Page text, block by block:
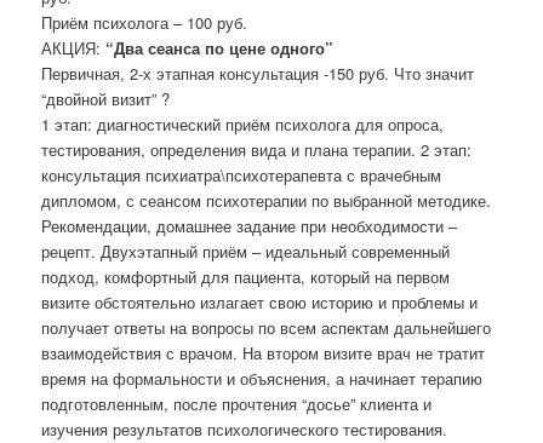
Приём психолога – 100 руб.
АКЦИЯ: “Два сеанса по цене одного”
Первичная, 2-х этапная консультация -150 руб. Что значит
“двойной визит” ?
1 этап: диагностический приём психолога для опроса,
тестирования, определения вида и плана терапии. 2 этап:
консультация психиатра\психотерапевта с врачебным
дипломом, с сеансом психотерапии по выбранной методике.
Рекомендации, домашнее задание при необходимости –
рецепт. Двухэтапный приём – идеальный современный
подход, комфортный для пациента, который на первом
визите обстоятельно излагает свою историю и проблемы и
получает ответы на вопросы по всем аспектам дальнейшего
взаимодействия с врачом. На втором визите врач не тратит
время на формальности и объяснения, а начинает терапию
подготовленным, после прочтения “досье” клиента и
изучения результатов психологического тестирования.